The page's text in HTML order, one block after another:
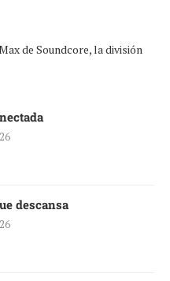
de Soundcore, la división
descansa